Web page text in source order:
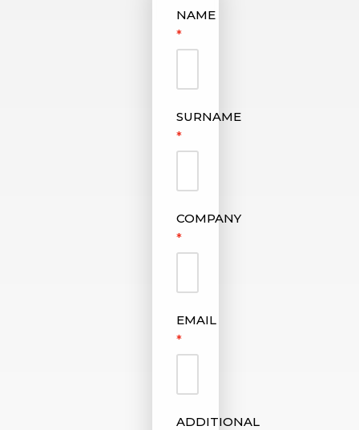
NAME
SURNAME
COMPANY
EMAIL
ADDITIONAL